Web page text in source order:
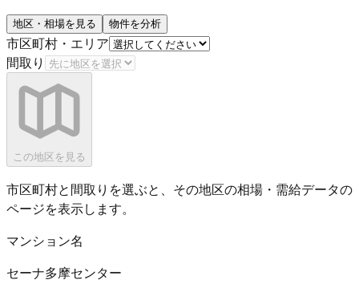
地区・相場を見る 物件を分析
市区町村・エリア
間取り
この地区を見る
市区町村と間取りを選ぶと、その地区の相場・需給データの
ページを表示します。
マンション名
セーナ多摩センター